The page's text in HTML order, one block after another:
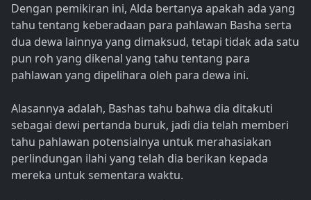
Dengan pemikiran ini, Alda bertanya apakah ada yang
tahu tentang keberadaan para pahlawan Basha serta
dua dewa lainnya yang dimaksud, tetapi tidak ada satu
pun roh yang dikenal yang tahu tentang para
pahlawan yang dipelihara oleh para dewa ini.
Alasannya adalah, Bashas tahu bahwa dia ditakuti
sebagai dewi pertanda buruk, jadi dia telah memberi
tahu pahlawan potensialnya untuk merahasiakan
perlindungan ilahi yang telah dia berikan kepada
mereka untuk sementara waktu.